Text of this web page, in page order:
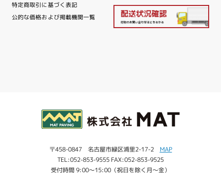
特定商取引に基づく表記
公的な価格および掲載機関一覧
〒458-0847 名古屋市緑区浦里2-17-2 MAP
TEL:052-853-9555 FAX:052-853-9525
受付時間 9:00～15:00（祝日を除く月～金）